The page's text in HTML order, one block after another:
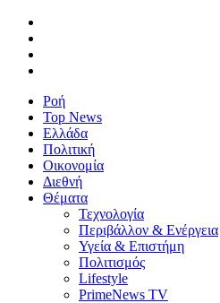
Ροή
Top News
Ελλάδα
Πολιτική
Οικονομία
Διεθνή
Θέματα
Τεχνολογία
Περιβάλλον & Ενέργεια
Υγεία & Επιστήμη
Πολιτισμός
Lifestyle
PrimeNews TV